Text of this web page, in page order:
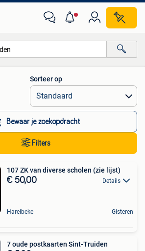
Alle afstanden…
Sorteer op
Bewaar je zoekopdracht
Filters
107 ZK van diverse scholen (zie lijst)
€ 50,00 Details
Harelbeke Gisteren
7 oude postkaarten Sint-Truiden